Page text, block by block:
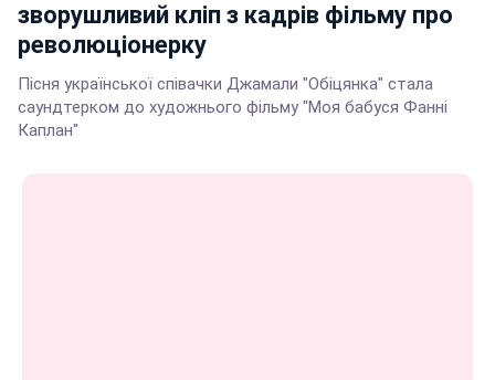
зворушливий кліп з кадрів фільму про
революціонерку
Пісня української співачки Джамали "Обіцянка" стала
саундтерком до художнього фільму "Моя бабуся Фанні
Каплан"